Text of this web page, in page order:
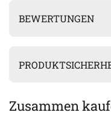
BEWERTUNGEN
Zusammen